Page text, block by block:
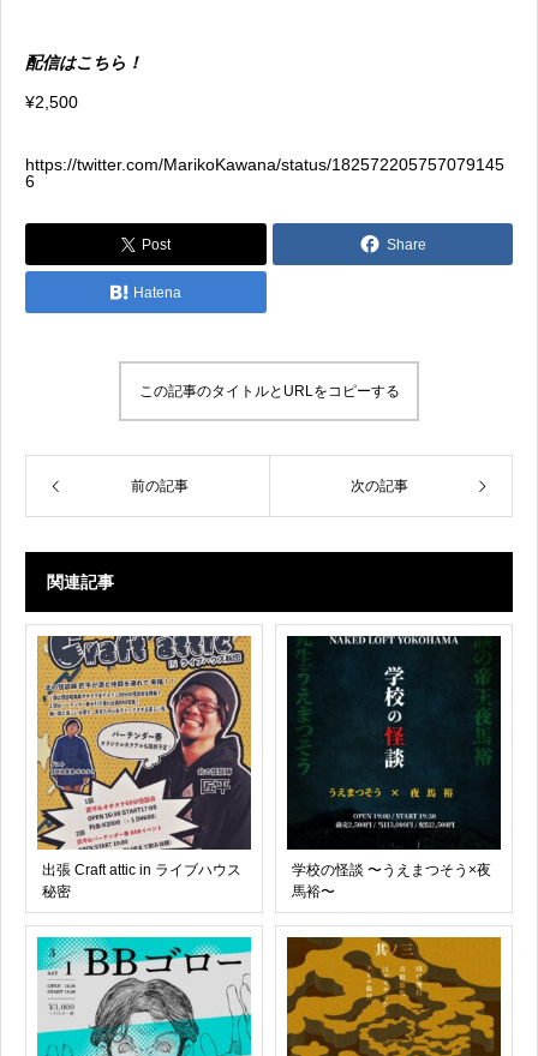
配信はこちら！
¥2,500
https://twitter.com/MarikoKawana/status/182572205757079145
6
Post Share
Hatena
この記事のタイトルとURLをコピーする
前の記事 次の記事
関連記事
出張 Craft attic in ライブハウス
秘密
学校の怪談 〜うえまつそう×夜
馬裕〜